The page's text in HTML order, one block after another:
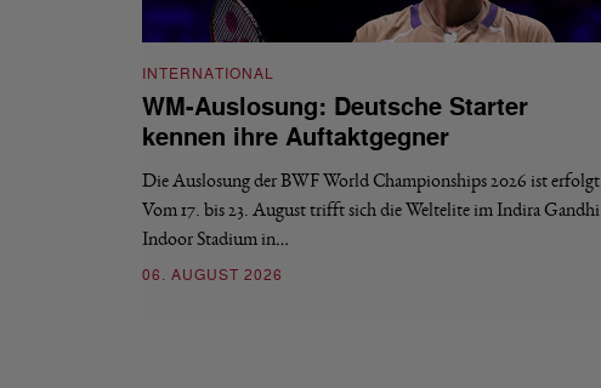
INTERNATIONAL
WM-Auslosung: Deutsche Starter
kennen ihre Auftaktgegner
Die Auslosung der BWF World Championships 2026 ist erfolgt.
Vom 17. bis 23. August trifft sich die Weltelite im Indira Gandhi
Indoor Stadium in…
06. AUGUST 2026